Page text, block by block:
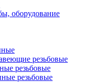
оборудование
резьбовые
резьбовые
резьбовые